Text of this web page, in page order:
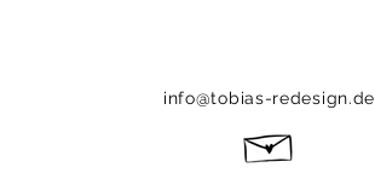
info@tobias-redesign.de